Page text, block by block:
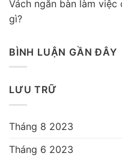
Vách ngăn bàn làm
gì?
BÌNH LUẬN GẦN ĐÂY
LƯU TRỮ
Tháng 8 2023
Tháng 6 2023